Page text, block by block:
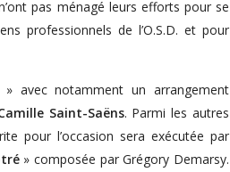
pas ménagé leurs efforts pour se
professionnels de l’O.S.D. et pour
» avec notamment un arrangement
Saint-Saëns. Parmi les autres
pour l’occasion sera exécutée par
» composée par Grégory Demarsy.